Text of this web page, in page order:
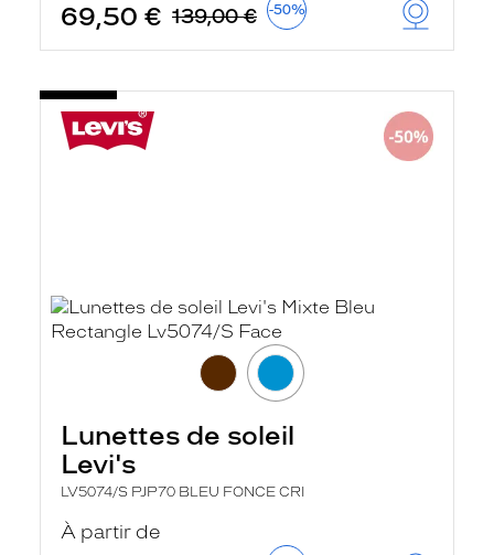
69,50 € 139,00 € -50%
Lunettes de soleil
Levi's
LV5074/S PJP70 BLEU FONCE CRI
À partir de